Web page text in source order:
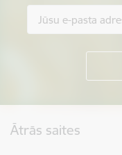
Ātrās saites